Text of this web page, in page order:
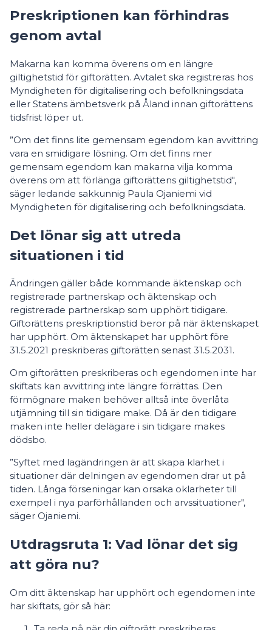
Preskriptionen kan förhindras
genom avtal
Makarna kan komma överens om en längre
giltighetstid för giftorätten. Avtalet ska registreras hos
Myndigheten för digitalisering och befolkningsdata
eller Statens ämbetsverk på Åland innan giftorättens
tidsfrist löper ut.
”Om det finns lite gemensam egendom kan avvittring
vara en smidigare lösning. Om det finns mer
gemensam egendom kan makarna vilja komma
överens om att förlänga giftorättens giltighetstid",
säger ledande sakkunnig Paula Ojaniemi vid
Myndigheten för digitalisering och befolkningsdata.
Det lönar sig att utreda
situationen i tid
Ändringen gäller både kommande äktenskap och
registrerade partnerskap och äktenskap och
registrerade partnerskap som upphört tidigare.
Giftorättens preskriptionstid beror på när äktenskapet
har upphört. Om äktenskapet har upphört före
31.5.2021 preskriberas giftorätten senast 31.5.2031.
Om giftorätten preskriberas och egendomen inte har
skiftats kan avvittring inte längre förrättas. Den
förmögnare maken behöver alltså inte överlåta
utjämning till sin tidigare make. Då är den tidigare
maken inte heller delägare i sin tidigare makes
dödsbo.
”Syftet med lagändringen är att skapa klarhet i
situationer där delningen av egendomen drar ut på
tiden. Långa förseningar kan orsaka oklarheter till
exempel i nya parförhållanden och arvssituationer",
säger Ojaniemi.
Utdragsruta 1: Vad lönar det sig
att göra nu?
Om ditt äktenskap har upphört och egendomen inte
har skiftats, gör så här: